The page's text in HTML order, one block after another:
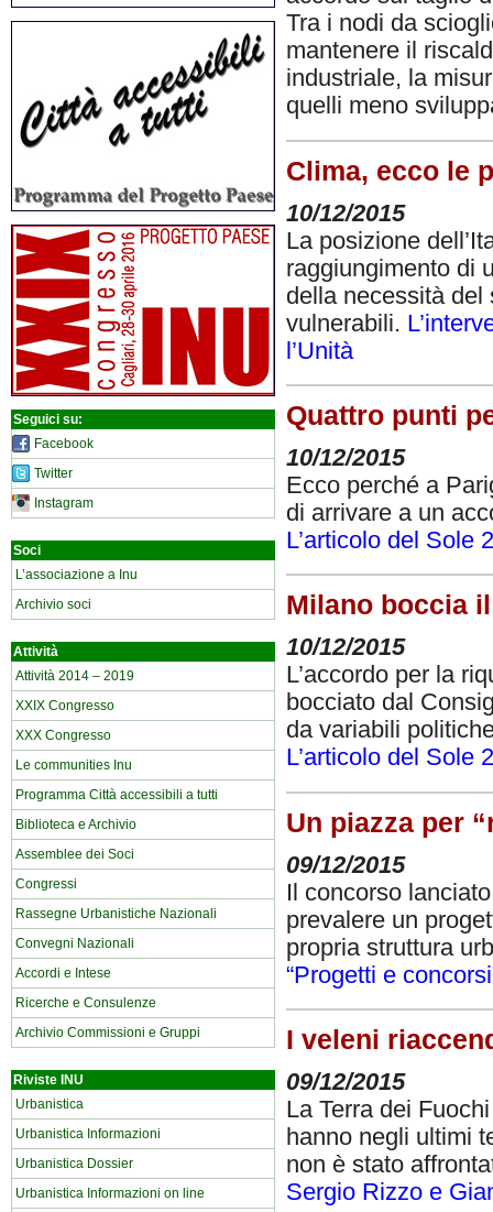
Seguici su:
Facebook
Twitter
Instagram
Soci
L’associazione a Inu
Archivio soci
Attività
Attività 2014 – 2019
XXIX Congresso
XXX Congresso
Le communities Inu
Programma Città accessibili a tutti
Biblioteca e Archivio
Assemblee dei Soci
Congressi
Rassegne Urbanistiche Nazionali
Convegni Nazionali
Accordi e Intese
Ricerche e Consulenze
Archivio Commissioni e Gruppi
Riviste INU
Urbanistica
Urbanistica Informazioni
Urbanistica Dossier
Urbanistica Informazioni on line
Tra i nodi da
mantenere il
industriale, la
quelli meno
Clima, ecco le
10/12/2015
La posizione
raggiungimento di
della necessità del
vulnerabili.
l’Unità
Quattro punti
10/12/2015
Ecco perché a
di arrivare a un
L’articolo del Sole
Milano boccia
10/12/2015
L’accordo per la
bocciato dal
da variabili
L’articolo del Sole
Un piazza per
09/12/2015
Il concorso
prevalere un
propria struttura
“Progetti e
I veleni
09/12/2015
La Terra dei
hanno negli ultimi
non è stato
Sergio Rizzo e